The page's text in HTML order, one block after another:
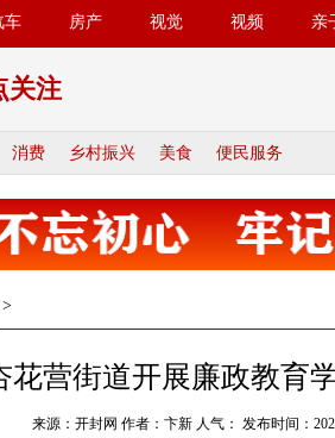
车 房产 视觉 视频 亲
关注
消费 乡村振兴 美食 便民服务
>
花营街道开展廉政教育
来源：开封网 作者：卞新 人气： 发布时间：